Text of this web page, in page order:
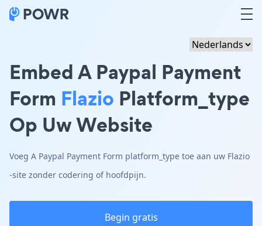
Embed A Paypal Payment
Form Flazio Platform_type
Op Uw Website
Voeg A Paypal Payment Form platform_type toe aan uw Flazio
-site zonder codering of hoofdpijn.
Begin gratis